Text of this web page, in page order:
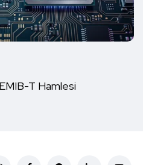
T Hamlesi